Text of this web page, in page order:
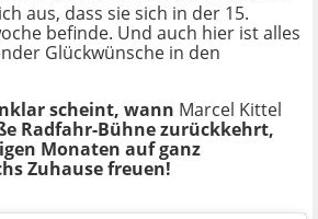
aus, dass sie sich in der 15.
befinde. Und auch hier ist alles
Glückwünsche in den
scheint, wann Marcel Kittel
Radfahr-Bühne zurückkehrt,
Monaten auf ganz
Zuhause freuen!